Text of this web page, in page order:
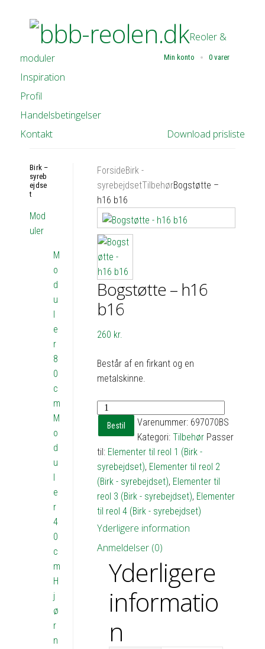
Min konto 0 varer
Reoler &
moduler
Inspiration
Profil
Handelsbetingelser
Download prisliste
Kontakt
ForsideBirk -
syrebejdsetTilbehørBogstøtte –
h16 b16
Bogstøtte – h16
b16
260 kr.
Består af en firkant og en
metalskinne.
Bogstøtte
h16
b16
antal
Bestil Varenummer: 697070BS
Kategori:Tilbehør Passer
til: Elementer til reol 1 (Birk -
syrebejdset), Elementer til reol 2
(Birk - syrebejdset), Elementer til
reol 3 (Birk - syrebejdset), Elementer
til reol 4 (Birk - syrebejdset)
Yderligere information
Anmeldelser (0)
Yderligere
informatio
n
Birk –
syreb
ejdse
t
Mod
uler
M
o
d
u
l
e
r
8
0
c
m
M
o
d
u
l
e
r
4
0
c
m
H
j
ø
r
n